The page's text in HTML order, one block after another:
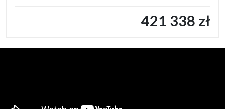
421 338 zł